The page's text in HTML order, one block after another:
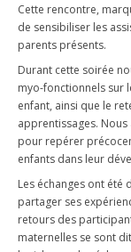
Cette rencontre,
de sensibiliser les
parents présents.
Durant cette soirée
myo-fonctionnels sur
enfant, ainsi que le
apprentissages.
pour repérer
enfants dans leur
Les échanges ont été
partager ses
retours des
maternelles se sont